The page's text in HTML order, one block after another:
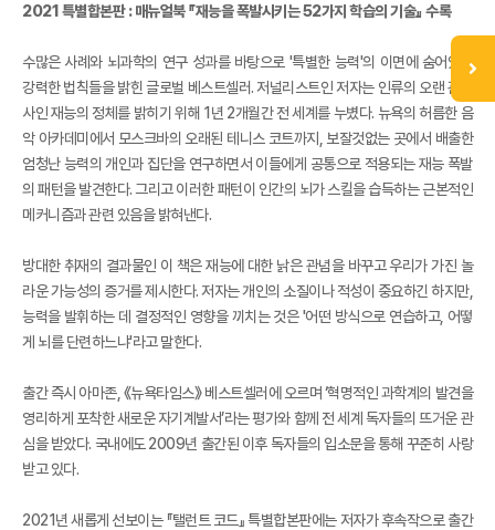
2021 특별합본판 : 매뉴얼북 『재능을 폭발시키는 52가지 학습의 기술』 수록
수많은 사례와 뇌과학의 연구 성과를 바탕으로 '특별한 능력'의 이면에 숨어있던
강력한 법칙들을 밝힌 글로벌 베스트셀러. 저널리스트인 저자는 인류의 오랜 관심
사인 재능의 정체를 밝히기 위해 1년 2개월간 전 세계를 누볐다. 뉴욕의 허름한 음
악 아카데미에서 모스크바의 오래된 테니스 코트까지, 보잘것없는 곳에서 배출한
엄청난 능력의 개인과 집단을 연구하면서 이들에게 공통으로 적용되는 재능 폭발
의 패턴을 발견한다. 그리고 이러한 패턴이 인간의 뇌가 스킬을 습득하는 근본적인
메커니즘과 관련 있음을 밝혀낸다.
방대한 취재의 결과물인 이 책은 재능에 대한 낡은 관념을 바꾸고 우리가 가진 놀
라운 가능성의 증거를 제시한다. 저자는 개인의 소질이나 적성이 중요하긴 하지만,
능력을 발휘하는 데 결정적인 영향을 끼치는 것은 '어떤 방식으로 연습하고, 어떻
게 뇌를 단련하느냐'라고 말한다.
출간 즉시 아마존, 《뉴욕타임스》 베스트셀러에 오르며 ‘혁명적인 과학계의 발견을
영리하게 포착한 새로운 자기계발서’라는 평가와 함께 전 세계 독자들의 뜨거운 관
심을 받았다. 국내에도 2009년 출간된 이후 독자들의 입소문을 통해 꾸준히 사랑
받고 있다.
2021년 새롭게 선보이는 『탤런트 코드』 특별합본판에는 저자가 후속작으로 출간